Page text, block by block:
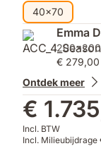
40x70
Emma
200x200
€ 279,00
Ontdek meer
€
Incl. BTW
Incl. Milieubijdrage